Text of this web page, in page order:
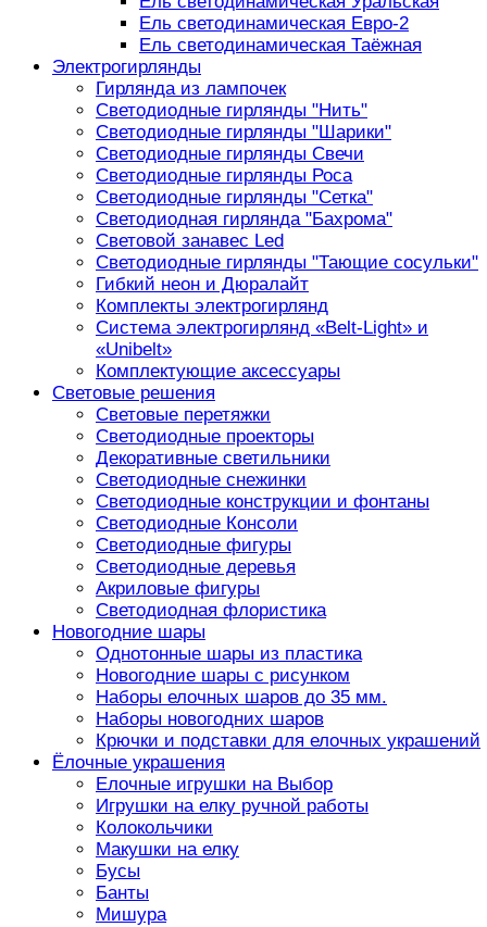
Ель светодинамическая Евро-2
Ель светодинамическая Таёжная
Электрогирлянды
Гирлянда из лампочек
Светодиодные гирлянды "Нить"
Светодиодные гирлянды "Шарики"
Светодиодные гирлянды Свечи
Светодиодные гирлянды Роса
Светодиодные гирлянды "Сетка"
Светодиодная гирлянда "Бахрома"
Световой занавес Led
Светодиодные гирлянды "Тающие сосульки"
Гибкий неон и Дюралайт
Комплекты электрогирлянд
Система электрогирлянд «Belt-Light» и
«Unibelt»
Комплектующие аксессуары
Световые решения
Световые перетяжки
Светодиодные проекторы
Декоративные светильники
Светодиодные снежинки
Светодиодные конструкции и фонтаны
Светодиодные Консоли
Светодиодные фигуры
Светодиодные деревья
Акриловые фигуры
Светодиодная флористика
Новогодние шары
Однотонные шары из пластика
Новогодние шары с рисунком
Наборы елочных шаров до 35 мм.
Наборы новогодних шаров
Крючки и подставки для елочных украшений
Ёлочные украшения
Елочные игрушки на Выбор
Игрушки на елку ручной работы
Колокольчики
Макушки на елку
Бусы
Банты
Мишура